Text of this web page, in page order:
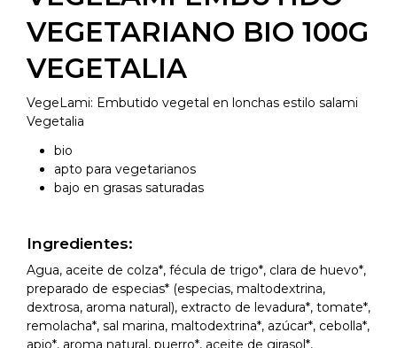
VEGETARIANO BIO 100G
VEGETALIA
VegeLami: Embutido vegetal en lonchas estilo salami
Vegetalia
bio
apto para vegetarianos
bajo en grasas saturadas
Ingredientes:
Agua, aceite de colza*, fécula de trigo*, clara de huevo*,
preparado de especias* (especias, maltodextrina,
dextrosa, aroma natural), extracto de levadura*, tomate*,
remolacha*, sal marina, maltodextrina*, azúcar*, cebolla*,
apio*, aroma natural, puerro*, aceite de girasol*,